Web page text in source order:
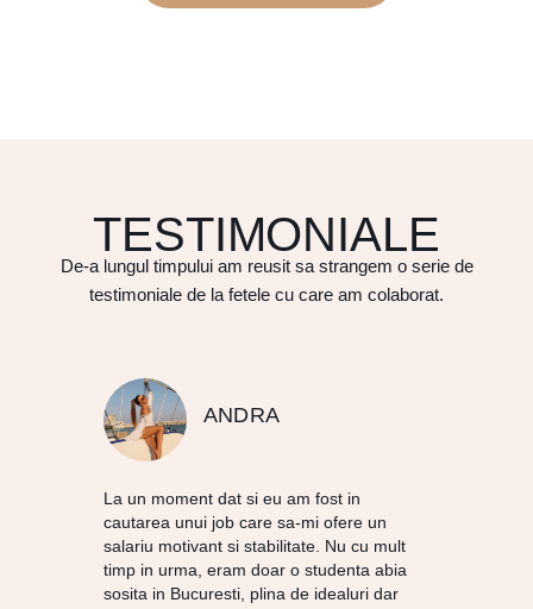
TESTIMONIALE
De-a lungul timpului am reusit sa strangem o serie de
testimoniale de la fetele cu care am colaborat.
ANDRA
La un moment dat si eu am fost in
cautarea unui job care sa-mi ofere un
salariu motivant si stabilitate. Nu cu mult
timp in urma, eram doar o studenta abia
sosita in Bucuresti, plina de idealuri dar